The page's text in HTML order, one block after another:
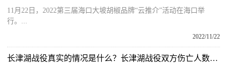
11月22日，2022第三届海口大坡胡椒品牌“云推介”活动在海口举
行。...
2022/11/22
长津湖战役真实的情况是什么？长津湖战役双方伤亡人数是多少呢？